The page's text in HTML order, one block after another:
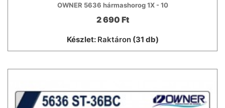
OWNER 5636 hármashorog 1X - 10
2 690 Ft
Készlet: Raktáron(31 db)